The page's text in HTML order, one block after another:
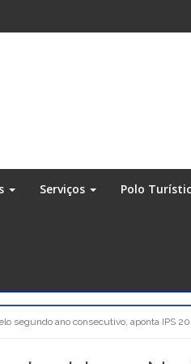
Serviços Polo
segundo ano consecutivo, aponta IPS